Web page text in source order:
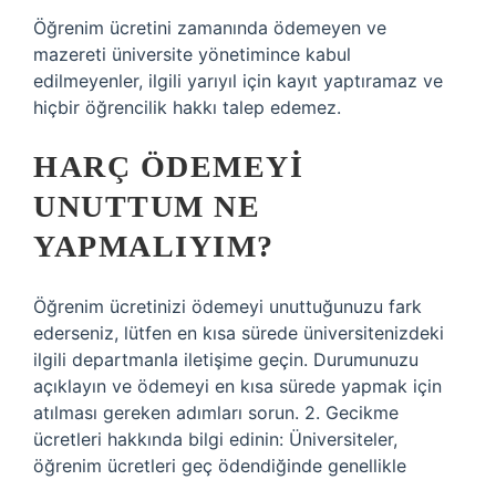
Öğrenim ücretini zamanında ödemeyen ve
mazereti üniversite yönetimince kabul
edilmeyenler, ilgili yarıyıl için kayıt yaptıramaz ve
hiçbir öğrencilik hakkı talep edemez.
HARÇ ÖDEMEYI
UNUTTUM NE
YAPMALIYIM?
Öğrenim ücretinizi ödemeyi unuttuğunuzu fark
ederseniz, lütfen en kısa sürede üniversitenizdeki
ilgili departmanla iletişime geçin. Durumunuzu
açıklayın ve ödemeyi en kısa sürede yapmak için
atılması gereken adımları sorun. 2. Gecikme
ücretleri hakkında bilgi edinin: Üniversiteler,
öğrenim ücretleri geç ödendiğinde genellikle